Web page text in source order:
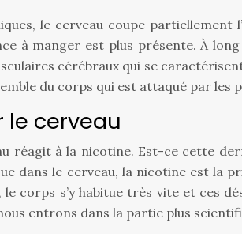
le cerveau coupe
à manger est plus présente. À
cérébraux qui se
du corps qui est attaqué par
le cerveau
réagit à la nicotine. Est-ce cette
dans le cerveau, la nicotine est la
corps s’y habitue très vite et ces
entrons dans la partie plus